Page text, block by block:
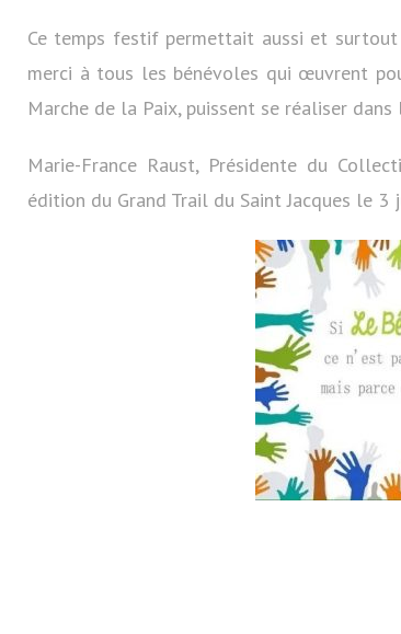
Ce temps festif permettait aussi et surtout
merci à tous les bénévoles qui œuvrent
Marche de la Paix, puissent se réaliser
Marie-France Raust, Présidente du
édition du Grand Trail du Saint Jacques le 3